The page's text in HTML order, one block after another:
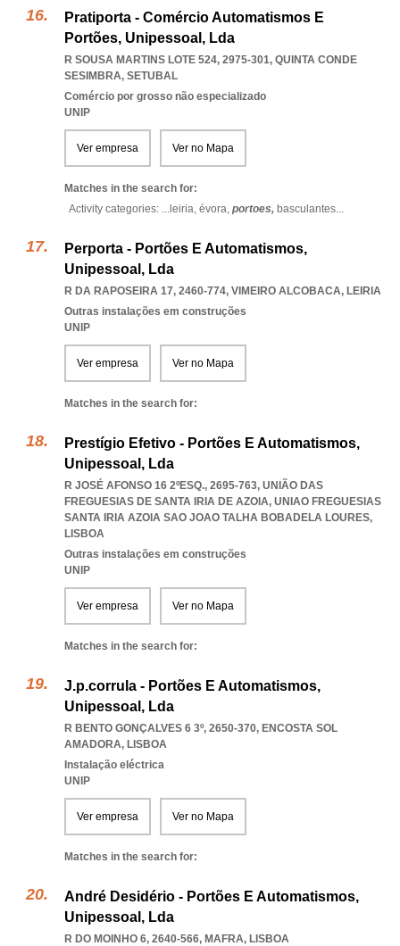
Pratiporta - Comércio Automatismos E
Portões, Unipessoal, Lda
R SOUSA MARTINS LOTE 524, 2975-301, QUINTA CONDE
SESIMBRA, SETUBAL
Comércio por grosso não especializado
UNIP
Ver empresa Ver no Mapa
Matches in the search for:
Activity categories: ... leiria, évora, portoes, basculantes...
Perporta - Portões E Automatismos,
Unipessoal, Lda
R DA RAPOSEIRA 17, 2460-774, VIMEIRO ALCOBACA, LEIRIA
Outras instalações em construções
UNIP
Ver empresa Ver no Mapa
Matches in the search for:
Prestígio Efetivo - Portões E Automatismos,
Unipessoal, Lda
R JOSÉ AFONSO 16 2ºESQ., 2695-763, UNIÃO DAS
FREGUESIAS DE SANTA IRIA DE AZOIA, UNIAO FREGUESIAS
SANTA IRIA AZOIA SAO JOAO TALHA BOBADELA LOURES,
LISBOA
Outras instalações em construções
UNIP
Ver empresa Ver no Mapa
Matches in the search for:
J.p.corrula - Portões E Automatismos,
Unipessoal, Lda
R BENTO GONÇALVES 6 3º, 2650-370, ENCOSTA SOL
AMADORA, LISBOA
Instalação eléctrica
UNIP
Ver empresa Ver no Mapa
Matches in the search for:
André Desidério - Portões E Automatismos,
Unipessoal, Lda
R DO MOINHO 6, 2640-566, MAFRA, LISBOA